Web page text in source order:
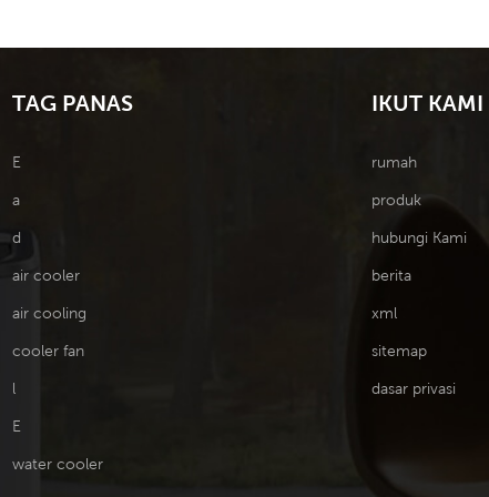
TAG PANAS
E
a
d
air cooler
air cooling
cooler fan
l
E
water cooler
IKUT KAMI
rumah
produk
hubungi Kami
berita
xml
sitemap
dasar privasi